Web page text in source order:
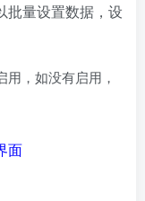
批量设置数据，设
，如没有启用，
面